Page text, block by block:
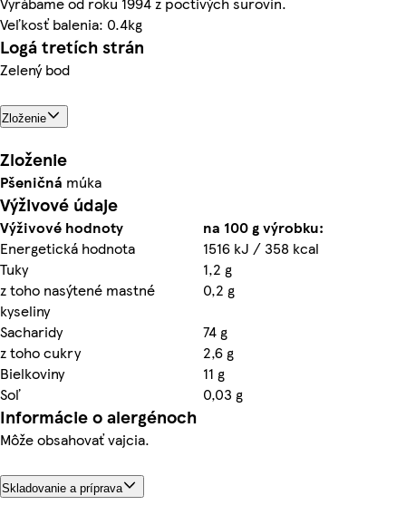
Veľkosť balenia: 0.4kg
Logá tretích strán
Zelený bod
Zloženie
Zloženie
Pšeničná múka
Výživové údaje
Výživové hodnoty
na 100 g výrobku:
Energetická hodnota
1516 kJ / 358 kcal
Tuky
1,2 g
z toho nasýtené mastné
kyseliny
0,2 g
Sacharidy
74 g
z toho cukry
2,6 g
Bielkoviny
11 g
Soľ
0,03 g
Informácie o alergénoch
Môže obsahovať vajcia.
Skladovanie a príprava